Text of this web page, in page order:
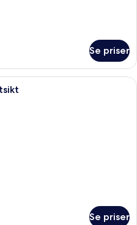
Se priser
Ett hotellrum med en stor säng, ett
Se priser